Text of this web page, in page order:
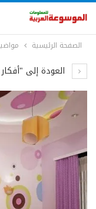
الصفحة الرئيسية
العودة إلى